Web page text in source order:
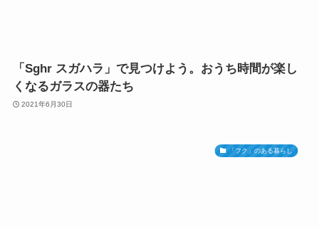
「Sghr スガハラ」で見つけよう。おうち時間が楽し
くなるガラスの器たち
2021年6月30日
「フク」のある暮らし